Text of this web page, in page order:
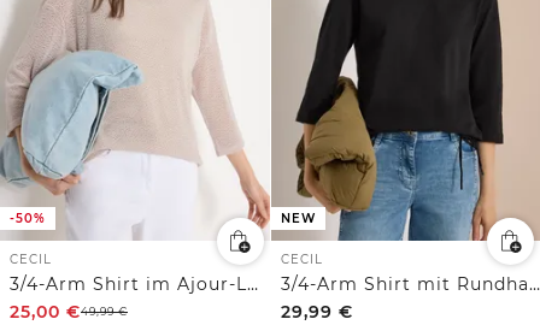
-50%
CECIL
3/4-Arm Shirt im Ajour-Look
25,00 €49,99€
NEW
CECIL
3/4-Arm Shirt mit Rundhals in Unifarbe
29,99 €